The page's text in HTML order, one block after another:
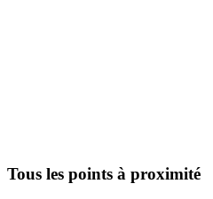
Tous les points à proximité